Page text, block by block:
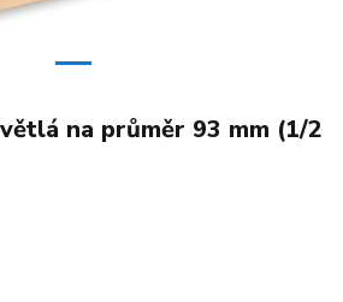
na průměr 93 mm (1/2